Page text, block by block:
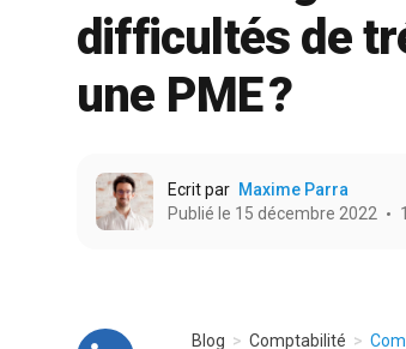
difficultés de
une PME ?
Ecrit par Maxime Parra
Publié le 15 décembre 2022
Blog Comptabilité